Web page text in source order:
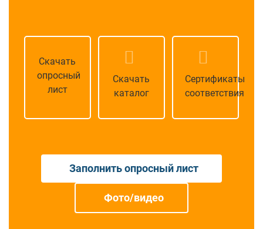
Скачать
опросный
лист
Скачать
каталог
Сертификаты
соответствия
Заполнить опросный лист
Фото/видео